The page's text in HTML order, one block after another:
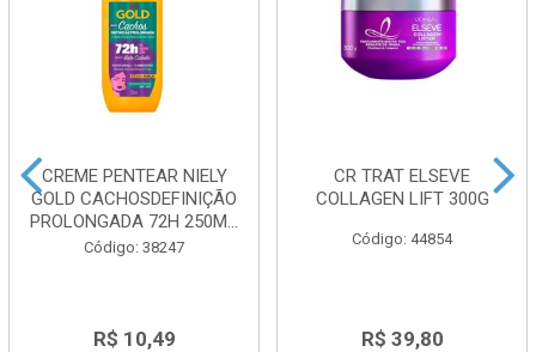
CREME PENTEAR NIELY
GOLD CACHOSDEFINIÇÃO
PROLONGADA 72H 250M...
Código: 38247
R$ 10,49
CR TRAT ELSEVE
COLLAGEN LIFT 300G
Código: 44854
R$ 39,80